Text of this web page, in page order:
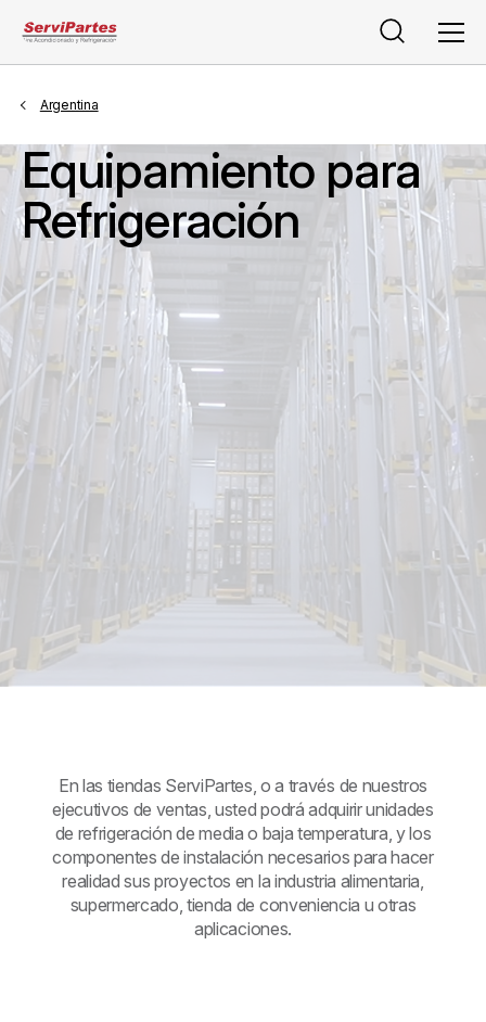
Buscar
Argentina
Equipamiento para
Refrigeración
En las tiendas ServiPartes, o a través de nuestros
ejecutivos de ventas, usted podrá adquirir unidades
de refrigeración de media o baja temperatura, y los
componentes de instalación necesarios para hacer
realidad sus proyectos en la industria alimentaria,
supermercado, tienda de conveniencia u otras
aplicaciones.